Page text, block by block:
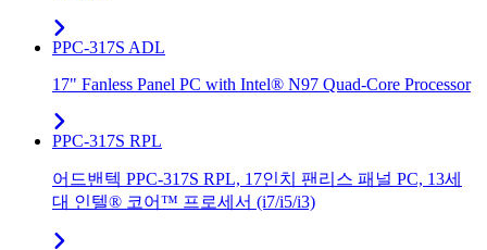
PPC-317S ADL
17" Fanless Panel PC with Intel® N97 Quad-Core Processor
PPC-317S RPL
어드밴텍 PPC-317S RPL, 17인치 팬리스 패널 PC, 13세
대 인텔® 코어™ 프로세서 (i7/i5/i3)